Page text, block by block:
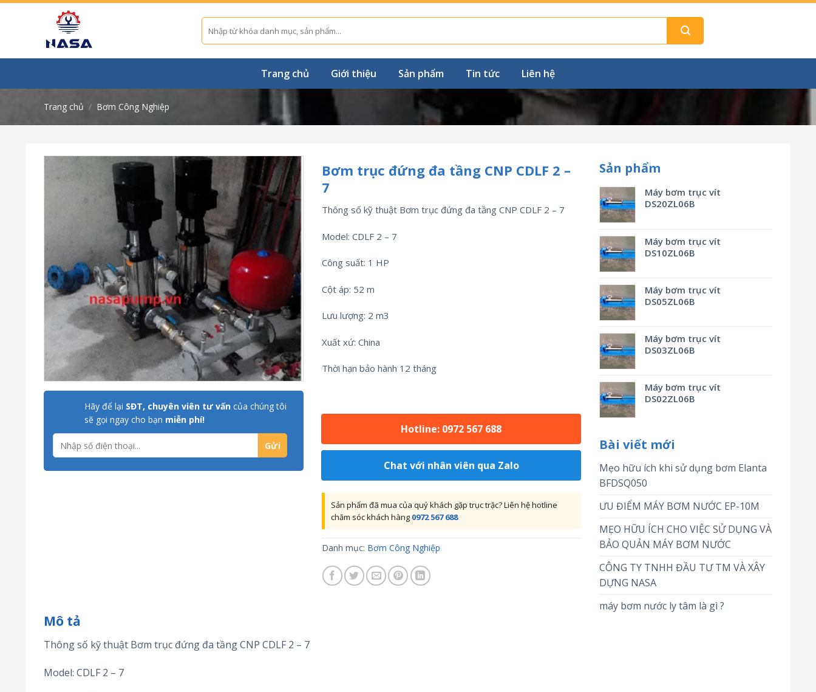
Skip
Tìm
kiếm:
Trang chủ Giới thiệu Sản phẩm Tin tức Liên hệ
Trang chủ / Bơm Công Nghiệp
Sản phẩm
Máy bơm trục vít
DS20ZL06B
Máy bơm trục vít
DS10ZL06B
Máy bơm trục vít
DS05ZL06B
Máy bơm trục vít
DS03ZL06B
Máy bơm trục vít
DS02ZL06B
Bài viết mới
Mẹo hữu ích khi sử dụng bơm Elanta
BFDSQ050
ƯU ĐIỂM MÁY BƠM NƯỚC EP-10M
MẸO HỮU ÍCH CHO VIỆC SỬ DỤNG VÀ
BẢO QUẢN MÁY BƠM NƯỚC
CÔNG TY TNHH ĐẦU TƯ TM VÀ XÂY
DỰNG NASA
máy bơm nước ly tâm là gì ?
Hãy để lại SĐT, chuyên viên tư vấn của chúng tôi
sẽ gọi ngay cho bạn miễn phí!
Bơm trục đứng đa tầng CNP CDLF 2 –
7
Thông số kỹ thuật Bơm trục đứng đa tầng CNP CDLF 2 – 7
Model: CDLF 2 – 7
Công suất: 1 HP
Cột áp: 52 m
Lưu lượng: 2 m3
Xuất xứ: China
Thời hạn bảo hành 12 tháng
Hotline: 0972 567 688
Chat với nhân viên qua Zalo
Sản phẩm đã mua của quý khách gặp trục trặc? Liên hệ hotline
chăm sóc khách hàng 0972 567 688
Danh mục: Bơm Công Nghiệp
Mô tả
Thông số kỹ thuật Bơm trục đứng đa tầng CNP CDLF 2 – 7
Model: CDLF 2 – 7